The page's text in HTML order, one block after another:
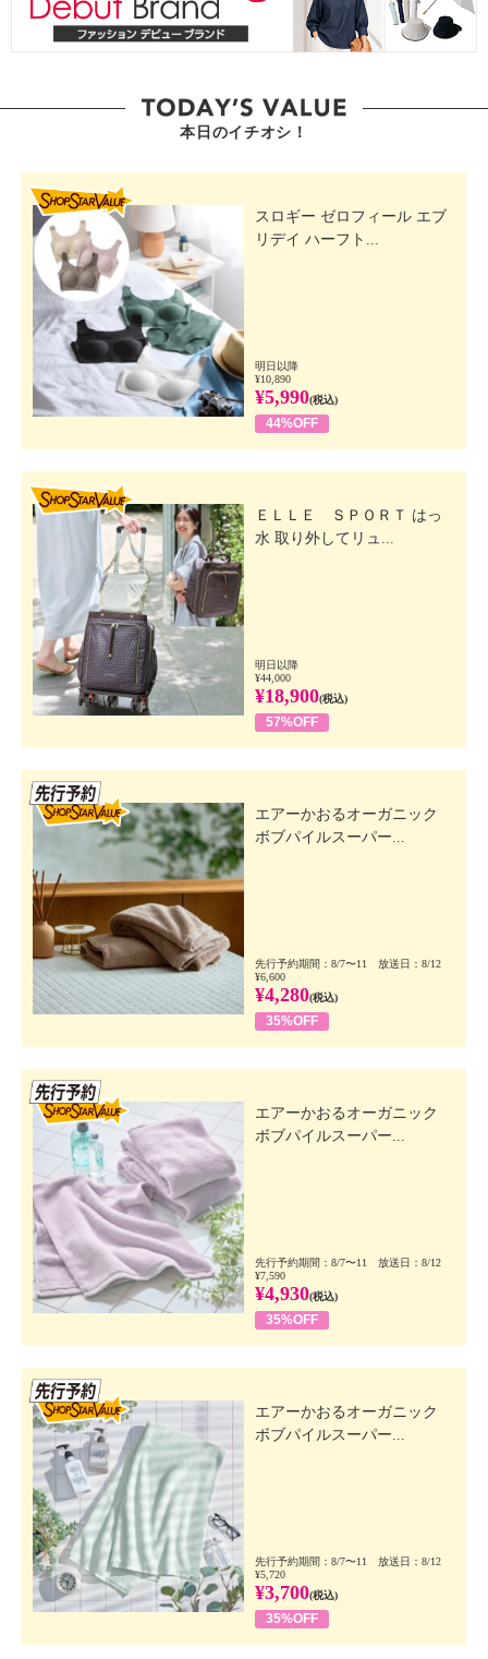
本日のイチオシ！
スロギー ゼロフィール エブ
リデイ ハーフト...
明日以降
¥10,890
¥5,990(税込)
44%OFF
ＥＬＬＥ ＳＰＯＲＴ はっ
水 取り外してリュ...
明日以降
¥44,000
¥18,900(税込)
57%OFF
エアーかおるオーガニック
ボブパイルスーパー...
先行予約期間：8/7〜11 放送日：8/12
¥6,600
¥4,280(税込)
35%OFF
エアーかおるオーガニック
ボブパイルスーパー...
先行予約期間：8/7〜11 放送日：8/12
¥7,590
¥4,930(税込)
35%OFF
エアーかおるオーガニック
ボブパイルスーパー...
先行予約期間：8/7〜11 放送日：8/12
¥5,720
¥3,700(税込)
35%OFF